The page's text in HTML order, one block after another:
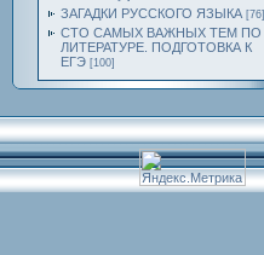
ЗАГАДКИ РУССКОГО ЯЗЫКА [76]
СТО САМЫХ ВАЖНЫХ ТЕМ ПО
ЛИТЕРАТУРЕ. ПОДГОТОВКА К
ЕГЭ [100]